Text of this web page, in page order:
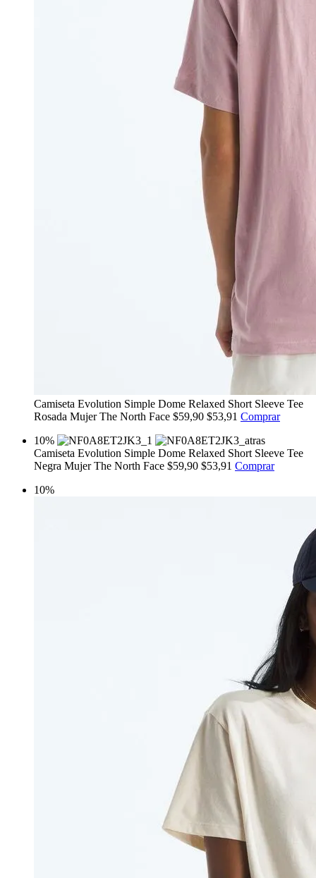
Camiseta Evolution Simple Dome Relaxed Short Sleeve Tee
Rosada Mujer The North Face $59,90 $53,91 Comprar
10%
Camiseta Evolution Simple Dome Relaxed Short Sleeve Tee
Negra Mujer The North Face $59,90 $53,91 Comprar
10%